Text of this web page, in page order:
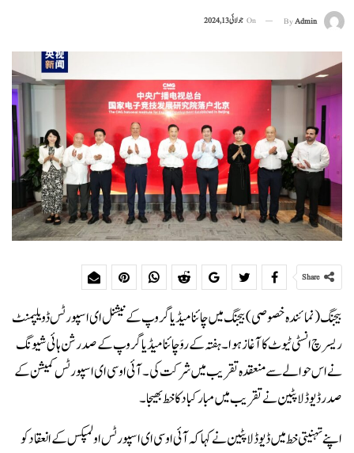
ByAdmin
On جولائی 13, 2024
Share
بیجنگ (نمائندہ خصوصی) بیجنگ میں چائنا میڈیا گروپ کے نیشنل ای اسپورٹس ڈویلپمنٹ
ریسرچ انسٹی ٹیوٹ کا آغاز ہوا۔ ہفتہ کے روَ چائنا میڈیا گروپ کے صدر شن ہائی شیونگ
نے اس حوالے سے منعقدہ تقریب میں شرکت کی۔ آئی او سی ای اسپورٹس کمیشن کے
صدر ڈیوڈ لاپٹین نے تقریب میں مبارکباد کا خط بھیجا۔
اپنے تہنیتی خط میں ڈیوڈ لاپٹین نے کہا کہ آئی او سی ای اسپورٹس اولمپکس کے انعقاد کو